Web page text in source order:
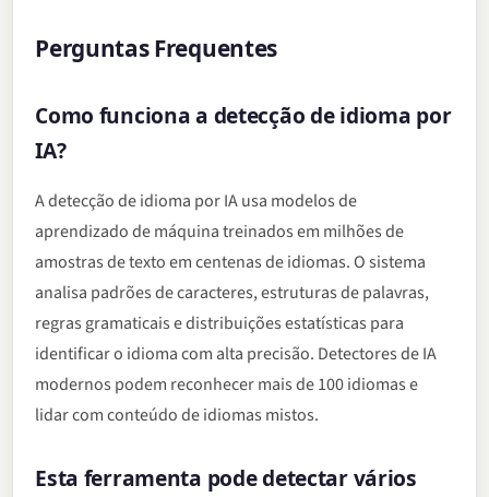
Perguntas Frequentes
Como funciona a detecção de idioma por
IA?
A detecção de idioma por IA usa modelos de
aprendizado de máquina treinados em milhões de
amostras de texto em centenas de idiomas. O sistema
analisa padrões de caracteres, estruturas de palavras,
regras gramaticais e distribuições estatísticas para
identificar o idioma com alta precisão. Detectores de IA
modernos podem reconhecer mais de 100 idiomas e
lidar com conteúdo de idiomas mistos.
Esta ferramenta pode detectar vários